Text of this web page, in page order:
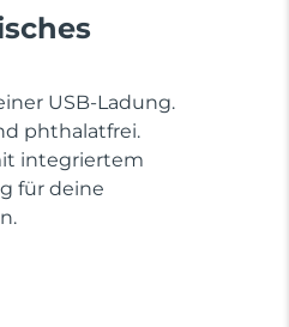
USB-Ladung.
phthalatfrei.
integriertem
für deine